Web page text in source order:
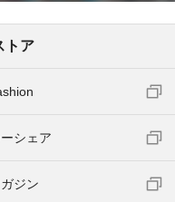
トア
シェア
ジン